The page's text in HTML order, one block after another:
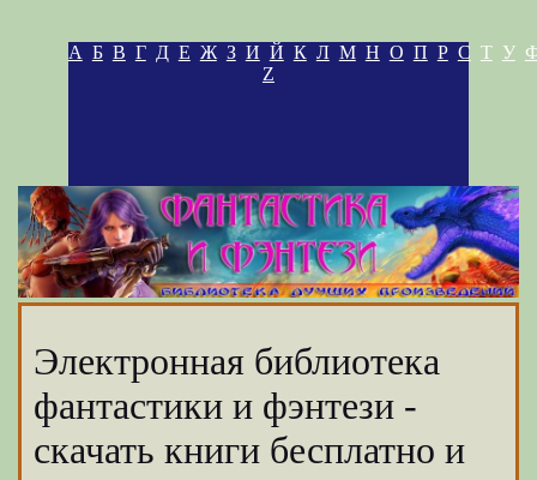
А Б В Г Д Е Ж З И Й К Л М Н О П Р С Т У
Z
Электронная библиотека
фантастики и фэнтези -
скачать книги бесплатно и